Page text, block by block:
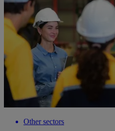
Other sectors